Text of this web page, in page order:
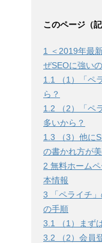
このページ（
1
＜2019年最
ぜSEOに強い
1.1
（1）「ペ
ら？
1.2 （2）「ペ
多いから？
1.3 （3）他に
の書かれ方が
2 無料ホーム
本情報
3 「ペライチ
の手順
3.1
（1）まず
3.2 （2）会員